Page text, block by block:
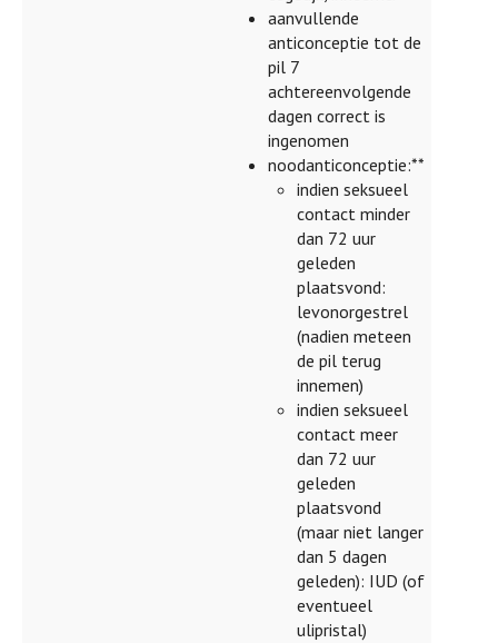
aanvullende
anticonceptie tot de
pil 7
achtereenvolgende
dagen correct is
ingenomen
noodanticonceptie:**
indien seksueel
contact minder
dan 72 uur
geleden
plaatsvond:
levonorgestrel
(nadien meteen
de pil terug
innemen)
indien seksueel
contact meer
dan 72 uur
geleden
plaatsvond
(maar niet langer
dan 5 dagen
geleden): IUD (of
eventueel
ulipristal)